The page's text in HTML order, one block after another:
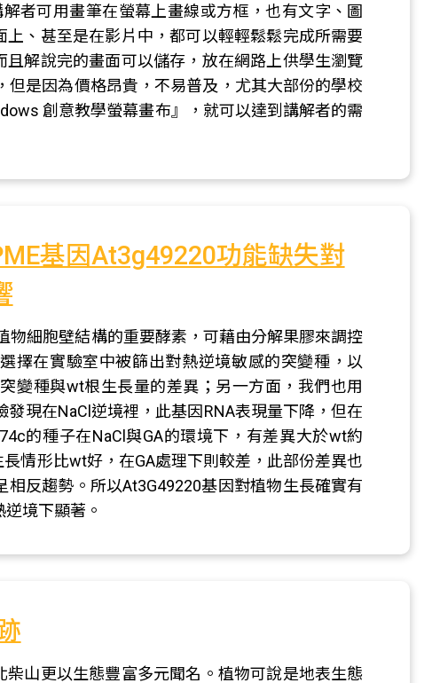
者可用畫筆在螢幕上畫線或方框，也有文字、圖
、甚至是在影片中，都可以輕輕鬆鬆完成所需要
解說完的畫面可以儲存，放在網路上供學生瀏覽
是因為價格昂貴，不易普及，尤其大部份的學校
創意教學螢幕畫布』，就可以達到講解者的需
基因At3g49220功能缺失對
細胞壁結構的重要酵素，可藉由分解果膠來調控
擇在實驗室中被篩出對熱逆境敏感的突變種，以
變種與wt根生長量的差異；另一方面，我們也用
發現在NaCl逆境裡，此基因RNA表現量下降，但在
的種子在NaCl與GA的環境下，有差異大於wt約
情形比wt好，在GA處理下則較差，此部份差異也
相反趨勢。所以At3G49220基因對植物生長確實有
境下顯著。
山更以生態豐富多元聞名。植物可說是地表生態